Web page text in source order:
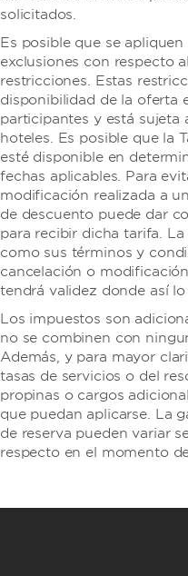
solicitados.
Es posible que se
exclusiones con respecto
restricciones. Estas
disponibilidad de la oferta
participantes y está sujeta
hoteles. Es posible que la
esté disponible en
fechas aplicables. Para
modificación realizada a
de descuento puede dar
para recibir dicha tarifa.
como sus términos y
cancelación o
tendrá validez donde así
Los impuestos son
no se combinen con
Además, y para mayor
tasas de servicios o del
propinas o cargos
que puedan aplicarse. La
de reserva pueden variar
respecto en el momento